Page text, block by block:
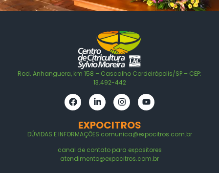
Rod. Anhanguera, km 158 – Cascalho Cordeirópolis/SP – CEP:
13.492-442
EXPOCITROS
DÚVIDAS E INFORMAÇÕES comunica@expocitros.com.br
canal de contato para expositores
atendimento@expocitros.com.br